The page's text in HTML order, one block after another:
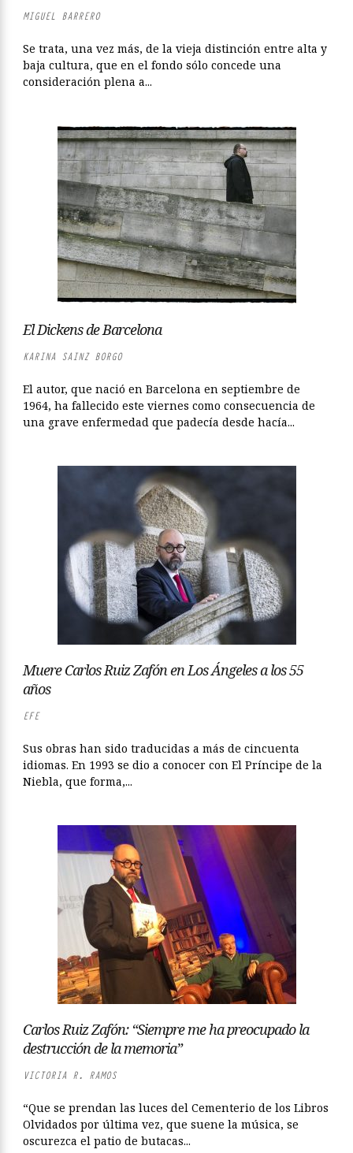
MIGUEL BARRERO
Se trata, una vez más, de la vieja distinción entre alta y
baja cultura, que en el fondo sólo concede una
consideración plena a...
El Dickens de Barcelona
KARINA SAINZ BORGO
El autor, que nació en Barcelona en septiembre de
1964, ha fallecido este viernes como consecuencia de
una grave enfermedad que padecía desde hacía...
Muere Carlos Ruiz Zafón en Los Ángeles a los 55
años
EFE
Sus obras han sido traducidas a más de cincuenta
idiomas. En 1993 se dio a conocer con El Príncipe de la
Niebla, que forma,...
Carlos Ruiz Zafón: “Siempre me ha preocupado la
destrucción de la memoria”
VICTORIA R. RAMOS
“Que se prendan las luces del Cementerio de los Libros
Olvidados por última vez, que suene la música, se
oscurezca el patio de butacas...